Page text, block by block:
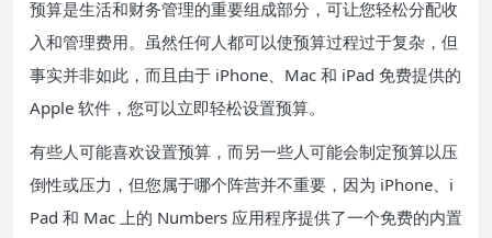
预算是生活和财务管理的重要组成部分，可让您轻松分配收
入和管理费用。虽然任何人都可以使预算过程过于复杂，但
事实并非如此，而且由于 iPhone、Mac 和 iPad 免费提供的
Apple 软件，您可以立即轻松设置预算。
有些人可能喜欢设置预算，而另一些人可能会制定预算以压
倒性或压力，但您属于哪个阵营并不重要，因为 iPhone、i
Pad 和 Mac 上的 Numbers 应用程序提供了一个免费的内置